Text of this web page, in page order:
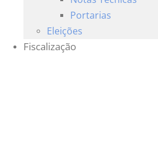
Portarias
Eleições
Fiscalização